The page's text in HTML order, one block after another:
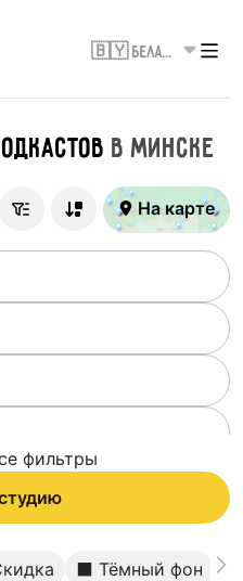
🇧🇾 Беларусь
вМинске
На карте
фильтры
⬛️ Тёмный фон